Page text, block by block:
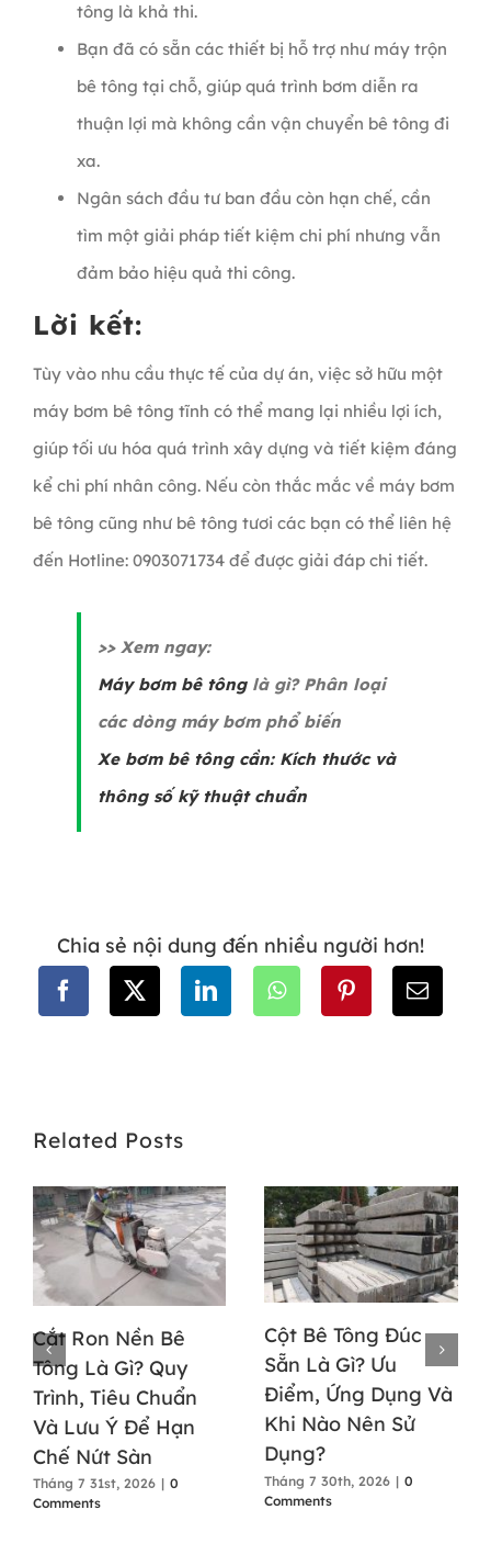
tông là khả thi.
Bạn đã có sẵn các thiết bị hỗ trợ như máy trộn
bê tông tại chỗ, giúp quá trình bơm diễn ra
thuận lợi mà không cần vận chuyển bê tông đi
xa.
Ngân sách đầu tư ban đầu còn hạn chế, cần
tìm một giải pháp tiết kiệm chi phí nhưng vẫn
đảm bảo hiệu quả thi công.
Lời kết:
Tùy vào nhu cầu thực tế của dự án, việc sở hữu một
máy bơm bê tông tĩnh có thể mang lại nhiều lợi ích,
giúp tối ưu hóa quá trình xây dựng và tiết kiệm đáng
kể chi phí nhân công. Nếu còn thắc mắc về máy bơm
bê tông cũng như bê tông tươi các bạn có thể liên hệ
đến Hotline: 0903071734 để được giải đáp chi tiết.
>> Xem ngay:
Máy bơm bê tônglà gì? Phân loại
các dòng máy bơm phổ biến
Xe bơm bê tông cần: Kích thước và
thông số kỹ thuật chuẩn
Chia sẻ nội dung đến nhiều người hơn!
Related Posts
Cắt Ron Nền Bê
Tông Là Gì? Quy
Trình, Tiêu Chuẩn
Và Lưu Ý Để Hạn
Chế Nứt Sàn
Tháng 7 31st, 2026 | 0
Comments
Cột Bê Tông Đúc
Sẵn Là Gì? Ưu
Điểm, Ứng Dụng Và
Khi Nào Nên Sử
Dụng?
Tháng 7 30th, 2026 | 0
Comments